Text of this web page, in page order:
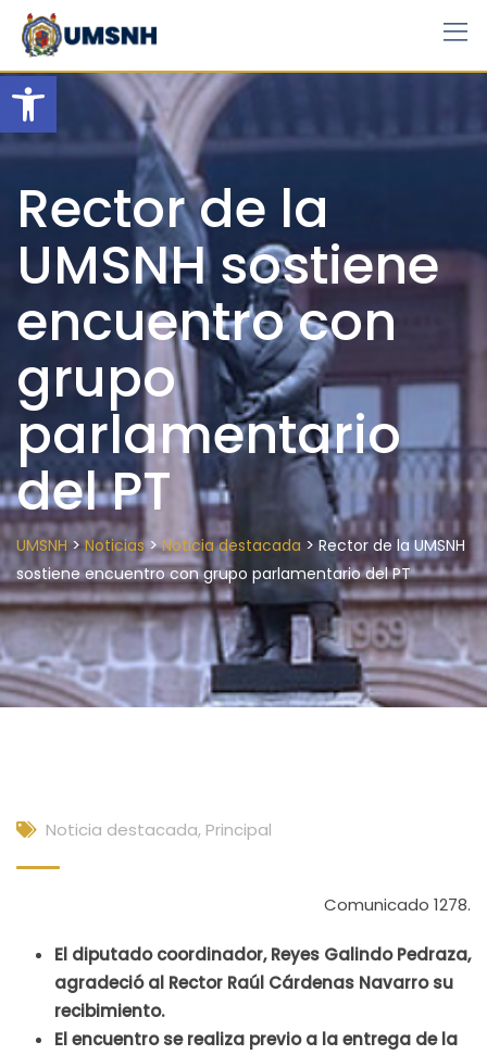
Open toolbar
Skip
content
Rector de la
UMSNH sostiene
encuentro con
grupo
parlamentario
del PT
UMSNH>Noticias>Noticia destacada > Rector de la UMSNH
sostiene encuentro con grupo parlamentario del PT
Noticia destacada, Principal
Comunicado 1278.
El diputado coordinador, Reyes Galindo Pedraza,
agradeció al Rector Raúl Cárdenas Navarro su
recibimiento.
El encuentro se realiza previo a la entrega de la